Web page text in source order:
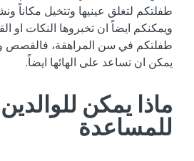
طفلتكم لتغلق عينيها وتتخيل مكاناً
ويمكنكم ايضاً ان تخبروها النكات او
طفلتكم في سن المراهقة، فالقصص
يمكن ان تساعد على الهائها ايضاً.
ماذا يمكن
للمساعدة